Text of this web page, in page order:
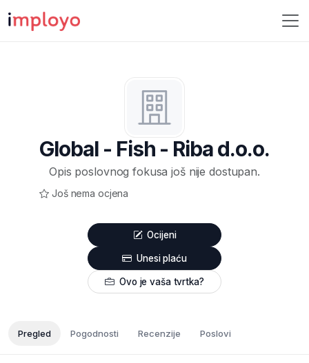
Global - Fish - Riba d.o.o.
Opis poslovnog fokusa još nije dostupan.
Još nema ocjena
Ocijeni
Unesi plaću
Ovo je vaša tvrtka?
Pregled Pogodnosti Recenzije Poslovi